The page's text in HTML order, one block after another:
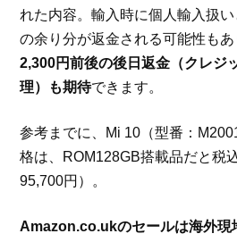
れた内容。輸入時に個人輸入扱
の余り分が返金される可能性も
2,300円前後の後日返金（クレジ
理）も期待できます。
参考までに、Mi 10（型番：
格は、ROM128GB搭載品だと税
95,700円）。
Amazon.co.ukのセールは海外現